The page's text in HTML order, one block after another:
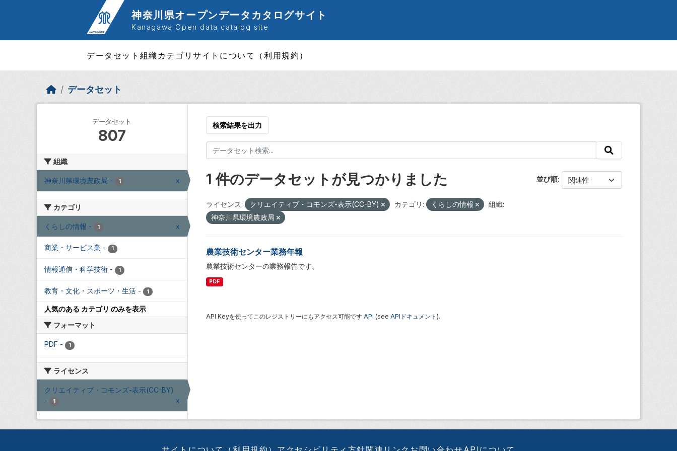
神奈川県オープンデータカタログサイト
Kanagawa Open data catalog site
データセット 組織 カテゴリサイトについて（利用規約）
データセット
データセット
807
組織
神奈川県環境農政局 - 1 x
カテゴリ
くらしの情報 - 1 x
商業・サービス業 - 1
情報通信・科学技術 - 1
教育・文化・スポーツ・生活 - 1
人気のある カテゴリ のみを表示
フォーマット
PDF - 1
ライセンス
クリエイティブ・コモンズ-表示(CC-BY)
-
1 x
検索結果を出力
並び順
1 件のデータセットが見つかりました
ライセンス: クリエイティブ・コモンズ-表示(CC-BY) カテゴリ: くらしの情報
組織:
神奈川県環境農政局
農業技術センター業務年報
農業技術センターの業務報告です。
PDF
API Keyを使ってこのレジストリーにもアクセス可能です API (see APIドキュメント ).